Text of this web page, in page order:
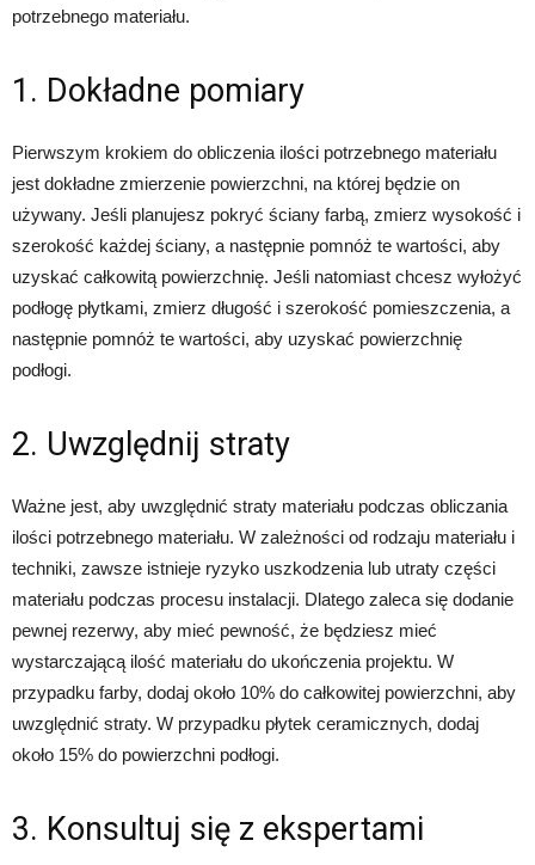
potrzebnego materiału.
1. Dokładne pomiary
Pierwszym krokiem do obliczenia ilości potrzebnego materiału
jest dokładne zmierzenie powierzchni, na której będzie on
używany. Jeśli planujesz pokryć ściany farbą, zmierz wysokość i
szerokość każdej ściany, a następnie pomnóż te wartości, aby
uzyskać całkowitą powierzchnię. Jeśli natomiast chcesz wyłożyć
podłogę płytkami, zmierz długość i szerokość pomieszczenia, a
następnie pomnóż te wartości, aby uzyskać powierzchnię
podłogi.
2. Uwzględnij straty
Ważne jest, aby uwzględnić straty materiału podczas obliczania
ilości potrzebnego materiału. W zależności od rodzaju materiału i
techniki, zawsze istnieje ryzyko uszkodzenia lub utraty części
materiału podczas procesu instalacji. Dlatego zaleca się dodanie
pewnej rezerwy, aby mieć pewność, że będziesz mieć
wystarczającą ilość materiału do ukończenia projektu. W
przypadku farby, dodaj około 10% do całkowitej powierzchni, aby
uwzględnić straty. W przypadku płytek ceramicznych, dodaj
około 15% do powierzchni podłogi.
3. Konsultuj się z ekspertami